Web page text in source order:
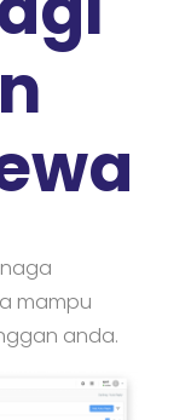
mampu
anda.